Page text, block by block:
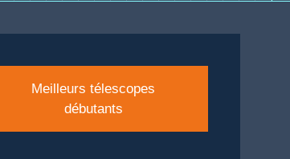
Meilleurs télescopes
débutants